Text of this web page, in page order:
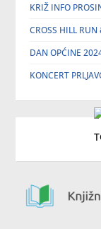
KRIŽ INFO
CROSS HILL
DAN OPĆINE
KONCERT